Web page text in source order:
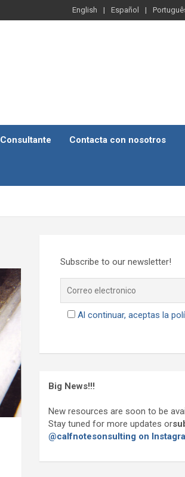
English Español
Consultante Contacta con nosotros
Subscribe to our newsletter!
Al continuar, aceptas la
Big News!!!
New resources are soon to be
Stay tuned for more updates or
@calfnotesonsulting on